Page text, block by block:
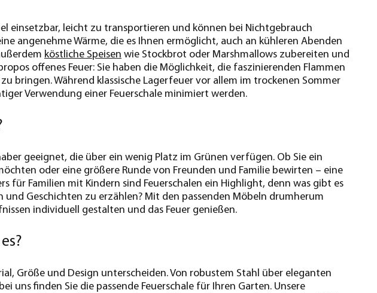
einsetzbar, leicht zu transportieren und können bei Nichtgebrauch
angenehme Wärme, die es Ihnen ermöglicht, auch an kühleren Abenden
köstliche Speisen wie Stockbrot oder Marshmallows zubereiten und
offenes Feuer: Sie haben die Möglichkeit, die faszinierenden Flammen
bringen. Während klassische Lagerfeuer vor allem im trockenen Sommer
Verwendung einer Feuerschale minimiert werden.
geeignet, die über ein wenig Platz im Grünen verfügen. Ob Sie ein
oder eine größere Runde von Freunden und Familie bewirten – eine
für Familien mit Kindern sind Feuerschalen ein Highlight, denn was gibt es
und Geschichten zu erzählen? Mit den passenden Möbeln drumherum
individuell gestalten und das Feuer genießen.
Größe und Design unterscheiden. Von robustem Stahl über eleganten
uns finden Sie die passende Feuerschale für Ihren Garten. Unsere